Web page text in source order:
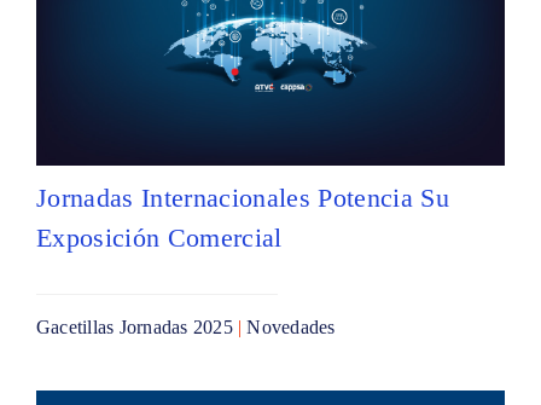
Jornadas Internacionales Potencia Su
Exposición Comercial
Gacetillas Jornadas 2025|Novedades